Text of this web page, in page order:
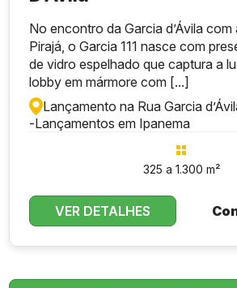
No encontro da Garcia d’Ávila
Pirajá, o Garcia 111 nasce com
de vidro espelhado que captura a
lobby em mármore com [...]
Lançamento na Rua Garcia
-Lançamentos em Ipanema
325 a 1.300 m²
VER DETALHES